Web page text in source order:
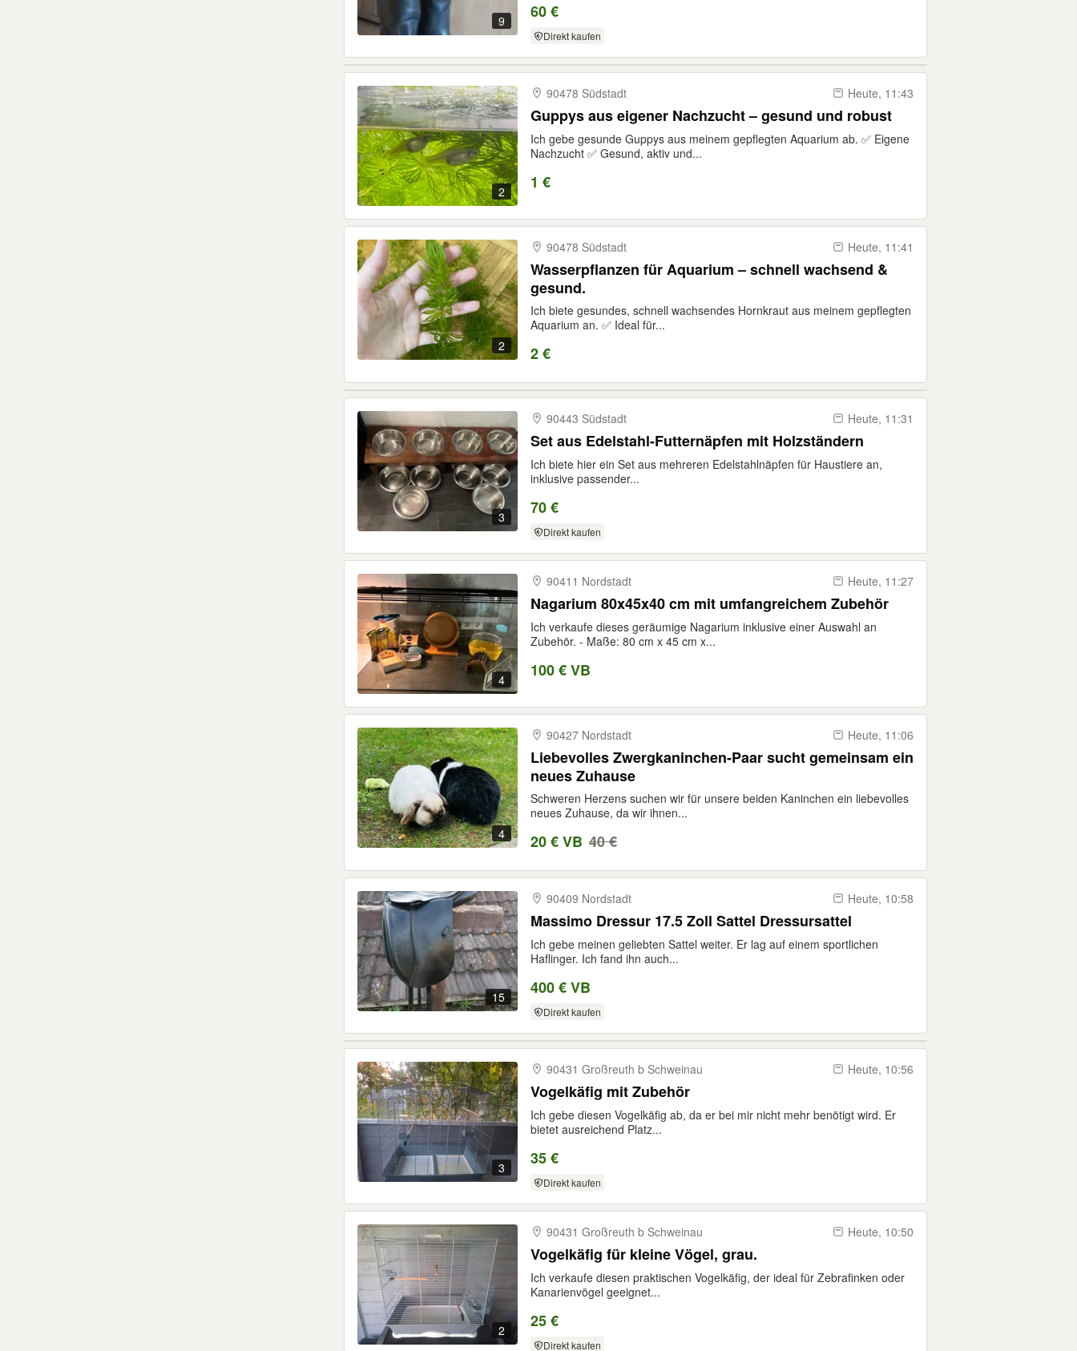
9 60 €
Direkt kaufen
2
90478 Südstadt Heute, 11:43
Guppys aus eigener Nachzucht – gesund und robust
Ich gebe gesunde Guppys aus meinem gepflegten Aquarium ab. ✅ Eigene
Nachzucht ✅ Gesund, aktiv und...
1 €
2
90478 Südstadt Heute, 11:41
Wasserpflanzen für Aquarium – schnell wachsend &
gesund.
Ich biete gesundes, schnell wachsendes Hornkraut aus meinem gepflegten
Aquarium an. ✅ Ideal für...
2 €
3
90443 Südstadt Heute, 11:31
Set aus Edelstahl-Futternäpfen mit Holzständern
Ich biete hier ein Set aus mehreren Edelstahlnäpfen für Haustiere an,
inklusive passender...
70 €
Direkt kaufen
4
90411 Nordstadt Heute, 11:27
Nagarium 80x45x40 cm mit umfangreichem Zubehör
Ich verkaufe dieses geräumige Nagarium inklusive einer Auswahl an
Zubehör. - Maße: 80 cm x 45 cm x...
100 € VB
4
90427 Nordstadt Heute, 11:06
Liebevolles Zwergkaninchen-Paar sucht gemeinsam ein
neues Zuhause
Schweren Herzens suchen wir für unsere beiden Kaninchen ein liebevolles
neues Zuhause, da wir ihnen...
20 € VB 40 €
15
90409 Nordstadt Heute, 10:58
Massimo Dressur 17.5 Zoll Sattel Dressursattel
Ich gebe meinen geliebten Sattel weiter. Er lag auf einem sportlichen
Haflinger. Ich fand ihn auch...
400 € VB
Direkt kaufen
3
90431 Großreuth b Schweinau Heute, 10:56
Vogelkäfig mit Zubehör
Ich gebe diesen Vogelkäfig ab, da er bei mir nicht mehr benötigt wird. Er
bietet ausreichend Platz...
35 €
Direkt kaufen
2
90431 Großreuth b Schweinau Heute, 10:50
Vogelkäfig für kleine Vögel, grau.
Ich verkaufe diesen praktischen Vogelkäfig, der ideal für Zebrafinken oder
Kanarienvögel geeignet...
25 €
Direkt kaufen